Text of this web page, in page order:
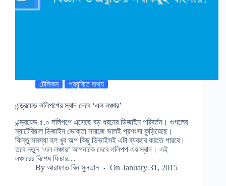
টেলিকম প্রযুক্তি তথ্য
এন্ড্রয়েড ললিপপের স্বাদ দেবে ‘এল লঞ্চার’
এন্ড্রয়েড ৫.০ ললিপপে এসেছে বড় ধরনের ডিজাইন পরিবর্তন। গুগলের
ম্যাটেরিয়াল ডিজাইন ভোক্তা সমাজে ভালই প্রশংসা কুড়িয়েছে।
কিন্তু সমস্যা হল খুব অল্প কিছু ডিভাইসই এটা ব্যবহার করতে পারবে।
তবে নতুন ‘এল লঞ্চার’ আপনাকে দেবে ললিপপ এর স্বাদ। এই
লঞ্চারের বিশেষ ফিচার…
By আরাফাত বিন সুলতান On January 31, 2015